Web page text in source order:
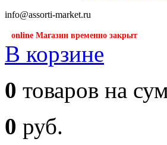
info@assorti-market.ru
online Магазин временно закрыт
В корзине
0 товаров на
0 руб.